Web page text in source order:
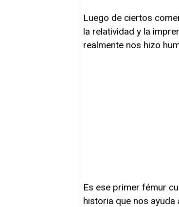
Luego de ciertos
la relatividad y la
realmente nos hizo
Es ese primer fémur
historia que nos ayuda